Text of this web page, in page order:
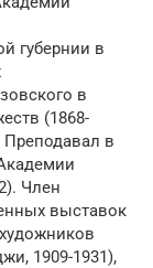
губернии в
в
(1868-
Преподавал в
Член
выставок
1909-1931),